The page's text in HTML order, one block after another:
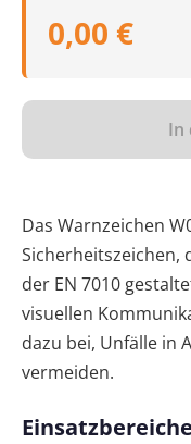
0,00 €
In
Das Warnzeichen
Sicherheitszeichen,
der EN 7010
visuellen
dazu bei, Unfälle in
vermeiden.
Einsatzbereiche